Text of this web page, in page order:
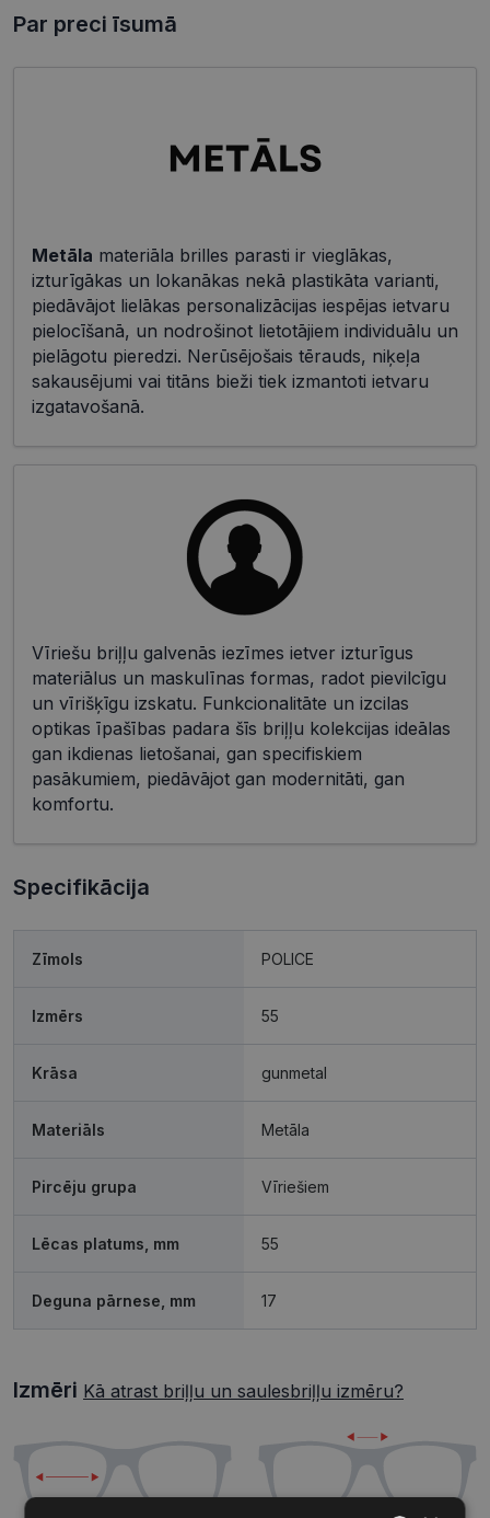
Par preci īsumā
Metāla materiāla brilles parasti ir vieglākas,
izturīgākas un lokanākas nekā plastikāta varianti,
piedāvājot lielākas personalizācijas iespējas ietvaru
pielocīšanā, un nodrošinot lietotājiem individuālu un
pielāgotu pieredzi. Nerūsējošais tērauds, niķeļa
sakausējumi vai titāns bieži tiek izmantoti ietvaru
izgatavošanā.
Vīriešu briļļu galvenās iezīmes ietver izturīgus
materiālus un maskulīnas formas, radot pievilcīgu
un vīrišķīgu izskatu. Funkcionalitāte un izcilas
optikas īpašības padara šīs briļļu kolekcijas ideālas
gan ikdienas lietošanai, gan specifiskiem
pasākumiem, piedāvājot gan modernitāti, gan
komfortu.
Specifikācija
Zīmols POLICE
Izmērs 55
Krāsa gunmetal
Materiāls Metāla
Pircēju grupa Vīriešiem
Lēcas platums, mm 55
Deguna pārnese, mm 17
Izmēri Kā atrast briļļu un saulesbriļļu izmēru?